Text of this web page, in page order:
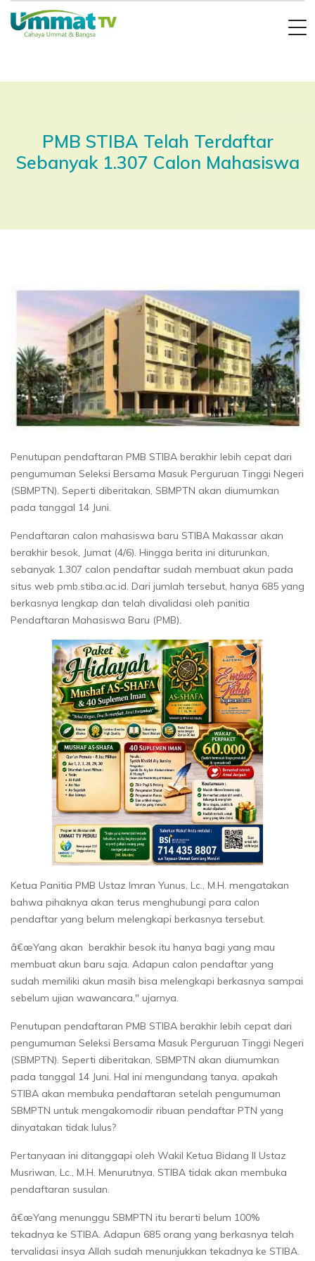
PMB STIBA Telah Terdaftar
Sebanyak 1.307 Calon Mahasiswa
Penutupan pendaftaran PMB STIBA berakhir lebih cepat dari
pengumuman Seleksi Bersama Masuk Perguruan Tinggi Negeri
(SBMPTN). Seperti diberitakan, SBMPTN akan diumumkan
pada tanggal 14 Juni.
Pendaftaran calon mahasiswa baru STIBA Makassar akan
berakhir besok, Jumat (4/6). Hingga berita ini diturunkan,
sebanyak 1.307 calon pendaftar sudah membuat akun pada
situs web pmb.stiba.ac.id. Dari jumlah tersebut, hanya 685 yang
berkasnya lengkap dan telah divalidasi oleh panitia
Pendaftaran Mahasiswa Baru (PMB).
Ketua Panitia PMB Ustaz Imran Yunus, Lc., M.H. mengatakan
bahwa pihaknya akan terus menghubungi para calon
pendaftar yang belum melengkapi berkasnya tersebut.
â€œYang akan berakhir besok itu hanya bagi yang mau
membuat akun baru saja. Adapun calon pendaftar yang
sudah memiliki akun masih bisa melengkapi berkasnya sampai
sebelum ujian wawancara," ujarnya.
Penutupan pendaftaran PMB STIBA berakhir lebih cepat dari
pengumuman Seleksi Bersama Masuk Perguruan Tinggi Negeri
(SBMPTN). Seperti diberitakan, SBMPTN akan diumumkan
pada tanggal 14 Juni. Hal ini mengundang tanya, apakah
STIBA akan membuka pendaftaran setelah pengumuman
SBMPTN untuk mengakomodir ribuan pendaftar PTN yang
dinyatakan tidak lulus?
Pertanyaan ini ditanggapi oleh Wakil Ketua Bidang II Ustaz
Musriwan, Lc., M.H. Menurutnya, STIBA tidak akan membuka
pendaftaran susulan.
â€œYang menunggu SBMPTN itu berarti belum 100%
tekadnya ke STIBA. Adapun 685 orang yang berkasnya telah
tervalidasi insya Allah sudah menunjukkan tekadnya ke STIBA.